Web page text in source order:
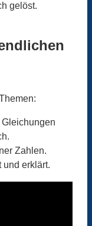
gelöst.
Zahlen.
und erklärt.